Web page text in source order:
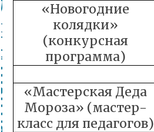
«Новогодние
колядки»
(конкурсная
программа)
«Мастерская Деда
Мороза» (мастер-
класс для педагогов)